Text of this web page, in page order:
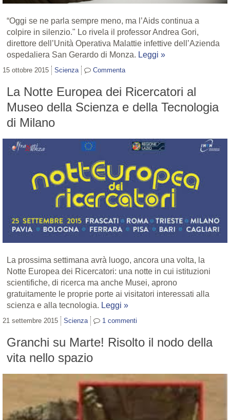
“Oggi se ne parla sempre meno, ma l’Aids continua a
colpire in silenzio." Lo rivela il professor Andrea Gori,
direttore dell’Unità Operativa Malattie infettive dell’Azienda
ospedaliera San Gerardo di Monza. Leggi »
15 ottobre 2015 Scienza Commenta
La Notte Europea dei Ricercatori al
Museo della Scienza e della Tecnologia
di Milano
La prossima settimana avrà luogo, ancora una volta, la
Notte Europea dei Ricercatori: una notte in cui istituzioni
scientifiche, di ricerca ma anche Musei, aprono
gratuitamente le proprie porte ai visitatori interessati alla
scienza e alla tecnologia. Leggi »
21 settembre 2015 Scienza 1 commenti
Granchi su Marte! Risolto il nodo della
vita nello spazio